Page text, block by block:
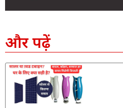
और पढ़ें